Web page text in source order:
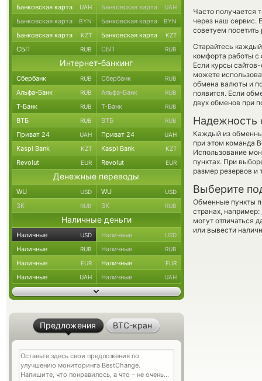
Часто получается
через наш сервис.
советуем посетить
Старайтесь
комфорта работы
Если курсы
можете
обмена валюты и
появится. Если
двух обменов при
Надежность
Каждый из
при этом команда
Использование
пунктах. При
размер резервов и
Выберите
Обменные пункты
странах, например:
могут отличаться
или вывести
Банковская карта UAH Банковская карта UAH
Банковская карта BYN Банковская карта BYN
Банковская карта KZT Банковская карта KZT
СБП RUB СБП RUB
Интернет-банкинг
Сбербанк RUB Сбербанк RUB
Альфа-Банк RUB Альфа-Банк RUB
Т-Банк RUB Т-Банк RUB
ВТБ RUB ВТБ RUB
Приват 24 UAH Приват 24 UAH
Kaspi Bank KZT Kaspi Bank KZT
Revolut EUR Revolut EUR
Денежные переводы
WU USD WU USD
ЗК RUB ЗК RUB
Наличные деньги
Наличные USD Наличные USD
Наличные RUB Наличные RUB
Наличные EUR Наличные EUR
Наличные UAH Наличные UAH
Предложения BTC-кран